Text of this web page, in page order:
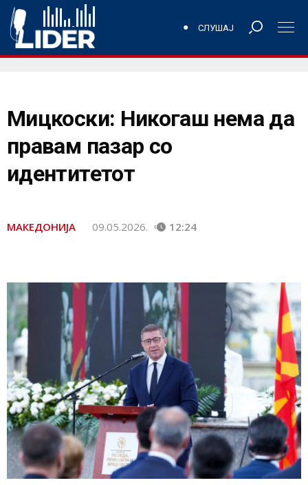
СЛУШАЈ
Мицкоски: Никогаш нема да
правам пазар со
идентитетот
МАКЕДОНИЈА 09.05.2026. 12:24